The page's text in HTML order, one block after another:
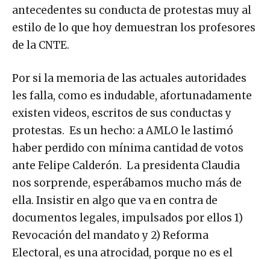
antecedentes su conducta de protestas muy al
estilo de lo que hoy demuestran los profesores
de la CNTE.
Por si la memoria de las actuales autoridades
les falla, como es indudable, afortunadamente
existen videos, escritos de sus conductas y
protestas. Es un hecho: a AMLO le lastimó
haber perdido con mínima cantidad de votos
ante Felipe Calderón. La presidenta Claudia
nos sorprende, esperábamos mucho más de
ella. Insistir en algo que va en contra de
documentos legales, impulsados por ellos 1)
Revocación del mandato y 2) Reforma
Electoral, es una atrocidad, porque no es el